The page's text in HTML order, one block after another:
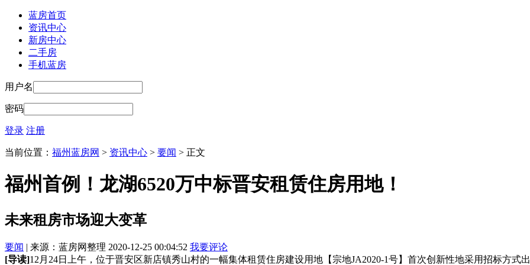
蓝房首页
资讯中心
新房中心
二手房
手机蓝房
用户名
密码
登录 注册
当前位置： 福州蓝房网 > 资讯中心 > 要闻 > 正文
福州首例！龙湖6520万中标晋安租赁住房用地！
未来租房市场迎大变革
要闻 | 来源：蓝房网整理 2020-12-25 00:04:52 我要评论
[导读]12月24日上午，位于晋安区新店镇秀山村的一幅集体租赁住房建设用地【宗地JA2020-1号】首次创新性地采用招标方式